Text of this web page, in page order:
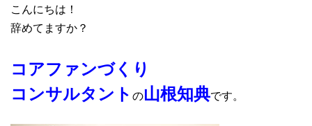
こんにちは！
辞めてますか？
コアファンづくり
コンサルタント の山根知典です。